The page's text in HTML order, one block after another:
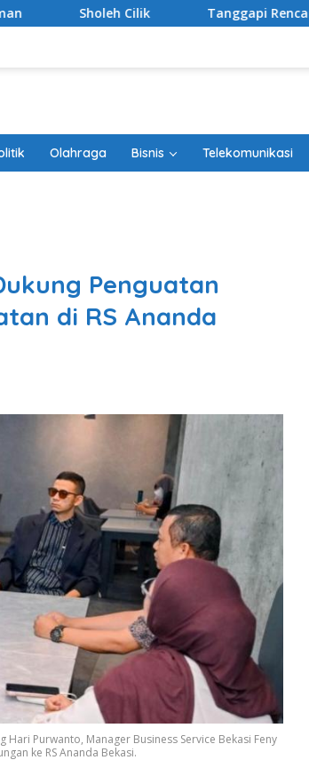
Tanggapi Rencana Tugu Peringatan,
Olahraga Bisnis Telekomunikasi
Penguatan
di RS Ananda
Hari Purwanto, Manager Business Service Bekasi Feny
ke RS Ananda Bekasi.